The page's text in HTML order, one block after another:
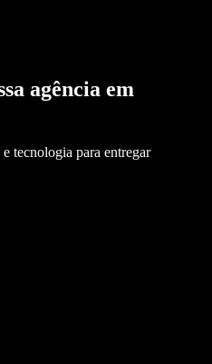
agência em
tecnologia para entregar